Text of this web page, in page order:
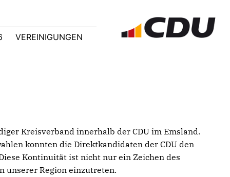
VEREINIGUNGEN
Kreisverband innerhalb der CDU im Emsland.
konnten die Direktkandidaten der CDU den
Kontinuität ist nicht nur ein Zeichen des
unserer Region einzutreten.